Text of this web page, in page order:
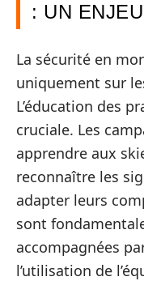
: UN
La sécurité en
uniquement sur
L’éducation des
cruciale. Les
apprendre aux
reconnaître les
adapter leurs
sont
accompagnées
l’utilisation de